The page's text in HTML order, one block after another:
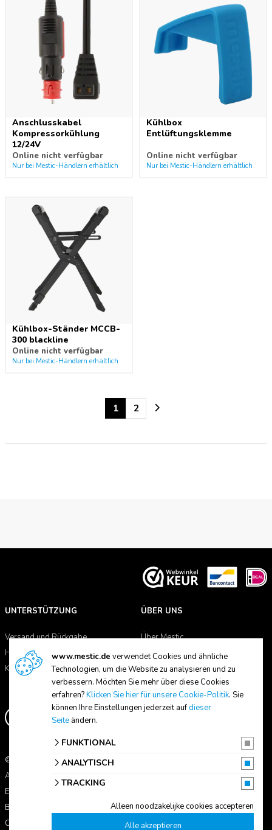
Anschlusskabel
Kompressorkühlung
12/24V
Online nicht verfügbar
Nur bei Mestic-Händlern erhältlich
Kühlbox
Entlüftungsklemme
Online nicht verfügbar
Nur bei Mestic-Händlern erhältlich
Kühlbox-Ständer MCCB-
300 blackline
Online nicht verfügbar
Nur bei Mestic-Händlern erhältlich
1 2
UNTERSTÜTZUNG
Versand und Rückgabe
Handbücher
Kontakt
ÜBER UNS
Über Mestic
Händlersuche
© 2026 Mestic
Alle Preise verstehen sich inkl. MwSt.
Erklärung zum Datenschutz
Bedingungen und Konditionen
Cookie-Einstellungen
www.mestic.de verwendet Cookies und ähnliche
Technologien, um die Website zu analysieren und zu
verbessern. Möchten Sie mehr über diese Cookies
erfahren?Klicken Sie hier für unsere Cookie-Politik. Sie
können Ihre Einstellungen jederzeit aufdieser
Seite ändern.
FUNKTIONAL
ANALYTISCH
TRACKING
Alle akzeptieren
Alleen noodzakelijke cookies accepteren